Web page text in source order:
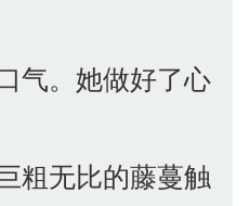
气。她做好了心
粗无比的藤蔓触